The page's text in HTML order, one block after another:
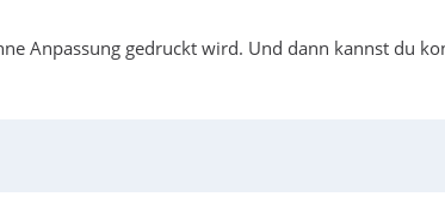
Anpassung gedruckt wird. Und dann kannst du